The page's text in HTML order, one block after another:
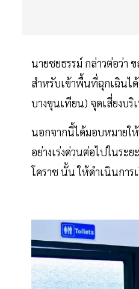
นายชยธรรม์ กล่าวต่อว่า
สำหรับเข้าพื้นที่ฉุกเฉินได้
บางขุนเทียน) จุดเสี่ยงบริ
นอกจากนี้ได้มอบหมายใ
อย่างเร่งด่วนต่อไปในระ
โคราช นั้น ให้ดำเนินกา